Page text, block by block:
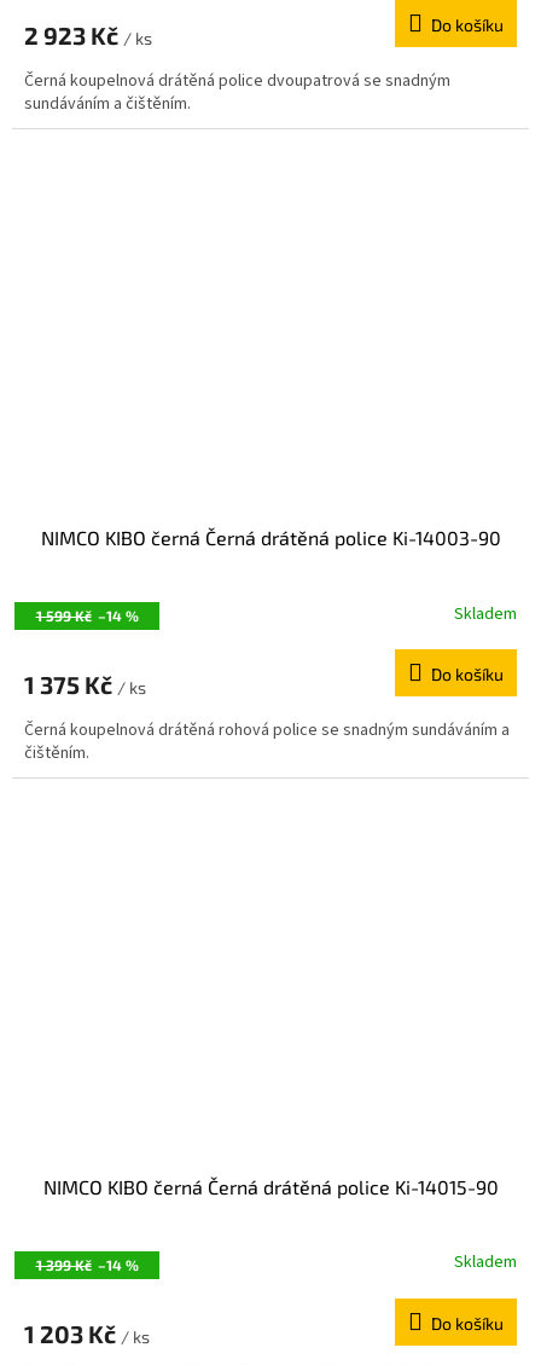
A
R
M
A
2 923 Kč / ks
Do košíku
Černá koupelnová drátěná police dvoupatrová se snadným
sundáváním a čištěním.
1 599 Kč –14 %
NIMCO KIBO černá Černá drátěná police Ki-14003-90
Skladem
1 375 Kč / ks
Do košíku
Černá koupelnová drátěná rohová police se snadným sundáváním a
čištěním.
1 399 Kč –14 %
NIMCO KIBO černá Černá drátěná police Ki-14015-90
Skladem
1 203 Kč / ks
Do košíku